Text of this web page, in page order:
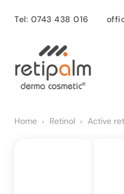
Tel: 0743 438 016
Home Retinol Active